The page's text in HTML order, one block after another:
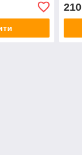
210